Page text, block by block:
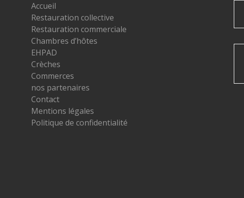
Accueil
Restauration collective
Restauration commerciale
Chambres d’hôtes
EHPAD
Crèches
Commerces
nos partenaires
Contact
Mentions légales
Politique de confidentialité